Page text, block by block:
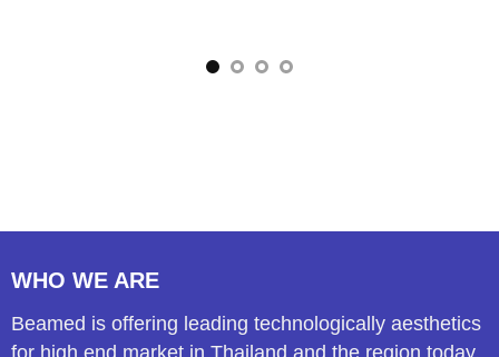
WHO WE ARE
Beamed is offering leading technologically aesthetics
for high end market in Thailand and the region today.